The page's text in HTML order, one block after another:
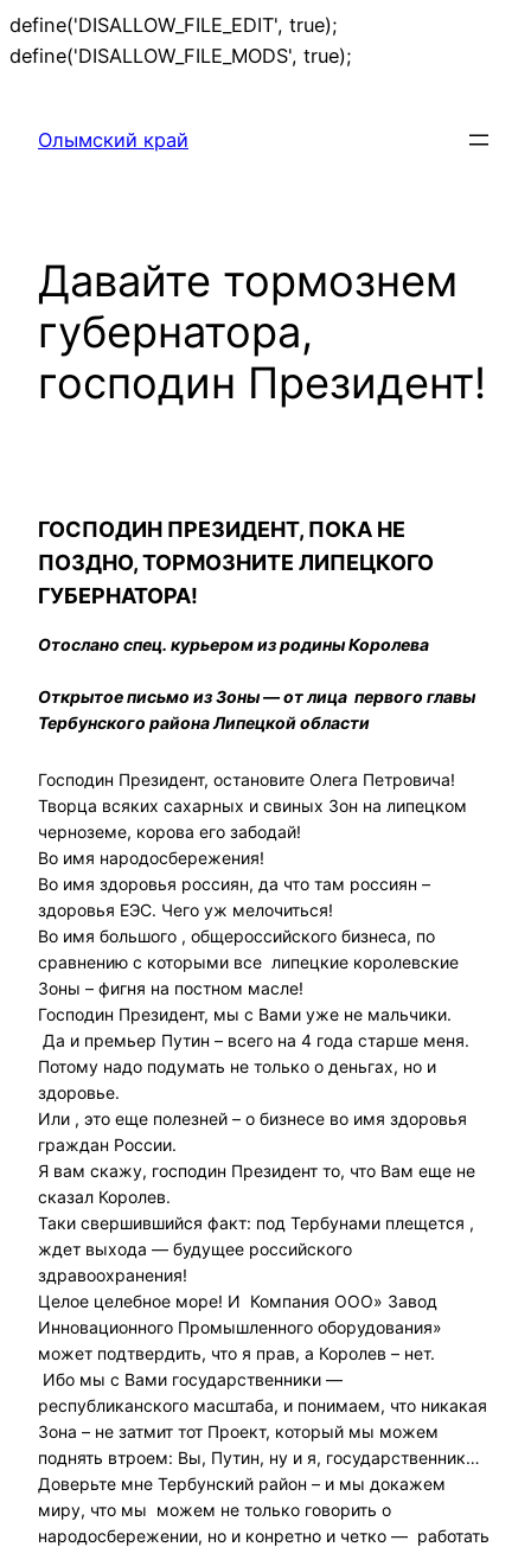
define('DISALLOW_FILE_EDIT', true);
define('DISALLOW_FILE_MODS', true);
Олымский край
Давайте тормознем
губернатора,
господин Президент!
ГОСПОДИН ПРЕЗИДЕНТ, ПОКА НЕ
ПОЗДНО, ТОРМОЗНИТЕ ЛИПЕЦКОГО
ГУБЕРНАТОРА!
Отослано спец. курьером из родины Королева
Открытое письмо из Зоны — от лица первого главы
Тербунского района Липецкой области
Господин Президент, остановите Олега Петровича!
Творца всяких сахарных и свиных Зон на липецком
черноземе, корова его забодай!
Во имя народосбережения!
Во имя здоровья россиян, да что там россиян –
здоровья ЕЭС. Чего уж мелочиться!
Во имя большого , общероссийского бизнеса, по
сравнению с которыми все липецкие королевские
Зоны – фигня на постном масле!
Господин Президент, мы с Вами уже не мальчики.
Да и премьер Путин – всего на 4 года старше меня.
Потому надо подумать не только о деньгах, но и
здоровье.
Или , это еще полезней – о бизнесе во имя здоровья
граждан России.
Я вам скажу, господин Президент то, что Вам еще не
сказал Королев.
Таки свершившийся факт: под Тербунами плещется ,
ждет выхода — будущее российского
здравоохранения!
Целое целебное море! И Компания ООО» Завод
Инновационного Промышленного оборудования»
может подтвердить, что я прав, а Королев – нет.
Ибо мы с Вами государственники —
республиканского масштаба, и понимаем, что никакая
Зона – не затмит тот Проект, который мы можем
поднять втроем: Вы, Путин, ну и я, государственник…
Доверьте мне Тербунский район – и мы докажем
миру, что мы можем не только говорить о
народосбережении, но и конретно и четко — работать